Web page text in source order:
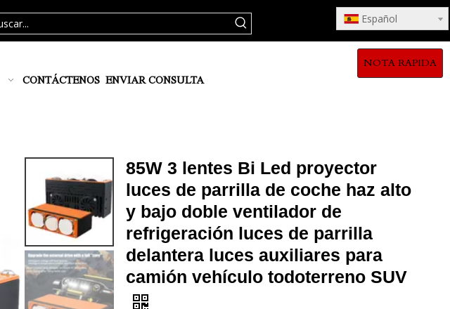
Español
CONTÁCTENOS ENVIAR CONSULTA
NOTA RAPIDA
85W 3 lentes Bi Led proyector
luces de parrilla de coche haz alto
y bajo doble ventilador de
refrigeración luces de parrilla
delantera luces auxiliares para
camión vehículo todoterreno SUV